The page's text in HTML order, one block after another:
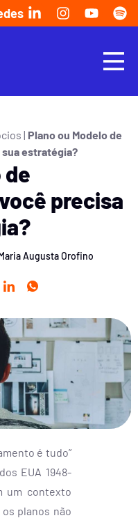
| Plano ou Modelo de
sua estratégia?
de
precisa
Augusta Orofino
é tudo”
EUA 1948-
um contexto
planos não